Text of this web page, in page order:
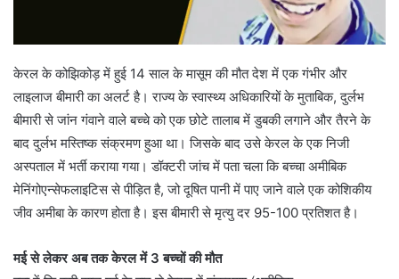
केरल के कोझिकोड़ में हुई 14 साल के मासूम की मौत देश में एक गंभीर और
लाइलाज बीमारी का अलर्ट है। राज्य के स्वास्थ्य अधिकारियों के मुताबिक, दुर्लभ
बीमारी से जांन गंवाने वाले बच्चे को एक छोटे तालाब में डुबकी लगाने और तैरने के
बाद दुर्लभ मस्तिष्क संक्रमण हुआ था। जिसके बाद उसे केरल के एक निजी
अस्पताल में भर्ती कराया गया। डॉक्टरी जांच में पता चला कि बच्चा अमीबिक
मेनिंगोएन्सेफलाइटिस से पीड़ित है, जो दूषित पानी में पाए जाने वाले एक कोशिकीय
जीव अमीबा के कारण होता है। इस बीमारी से मृत्यु दर 95-100 प्रतिशत है।
मई से लेकर अब तक केरल में 3 बच्चों की मौत